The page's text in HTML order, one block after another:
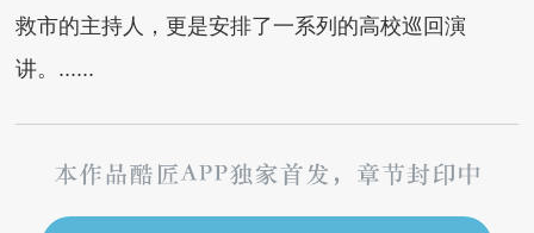
救市的主持人，更是安排了一系列的高校巡回演
讲。......